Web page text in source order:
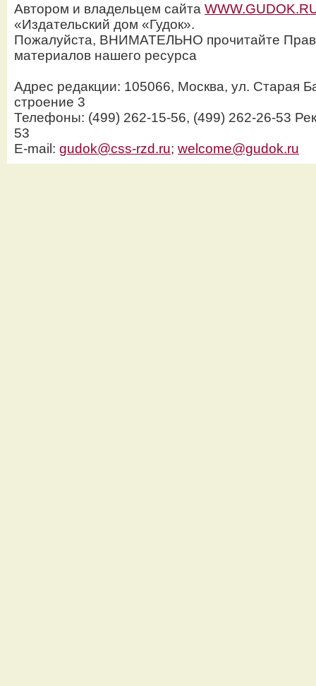
Автором и владельцем сайта
«Издательский дом «Гудок».
Пожалуйста, ВНИМАТЕЛЬНО прочитайте
материалов нашего ресурса
Адрес редакции: 105066, Москва, ул. Старая
строение 3
Телефоны: (499) 262-15-56, (499) 262-26-53
53
E-mail: gudok@css-rzd.ru; welcome@gudok.ru